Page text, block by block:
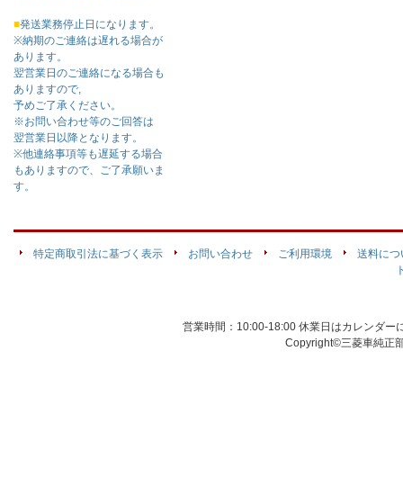
■発送業務停止日になります。
※納期のご連絡は遅れる場合が
あります。
翌営業日のご連絡になる場合も
ありますので,
予めご了承ください。
※お問い合わせ等のご回答は
翌営業日以降となります。
※他連絡事項等も遅延する場合
もありますので、ご了承願いま
す。
特定商取引法に基づく表示 お問い合わせ ご利用環境
送料につ
営業時間：10:00-18:00 休業日はカレンダー
Copyright©三菱車純正